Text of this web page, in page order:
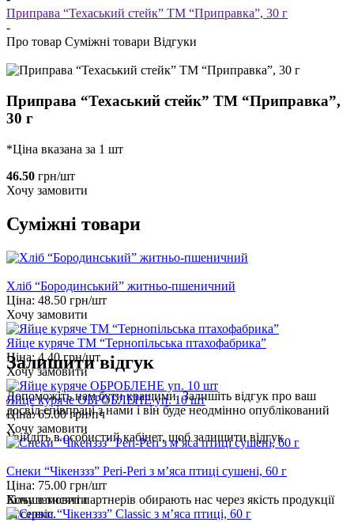
Приправа “Техаський стейк” ТМ “Приправка”, 30 г
-
Про товар Суміжні товари Відгуки
Приправа “Техаський стейк” ТМ “Приправка”,
30 г
*Ціна вказана за 1 шт
46.50 грн/шт
Хочу замовити
Суміжні товари
Хліб “Бородинський” житньо-пшеничний
Ціна: 48.50 грн/шт
Хочу замовити
Яйце куряче ТМ “Тернопільська птахофабрика”
Ціна:4.40 грн/шт
Хочу замовити
Яйце куряче ОБРОБЛЕНЕ уп. 10 шт
Ціна:65.00 грн/пч
Хочу замовити
Снеки “Чікенззз” Peri-Peri з м’яса птиці сушені, 60 г
Ціна: 75.00 грн/шт
Хочу замовити
Залишити відгук
Допоможіть нам бути кращими. Залишіть відгук про ваш
досвід співпраці з нами і він буде неодмінно опублікований
Увійдітьв особистий кабінет, щоб залишити відгук
Більше тисячі партнерів обирають нас через якість продукції
та сервіс.